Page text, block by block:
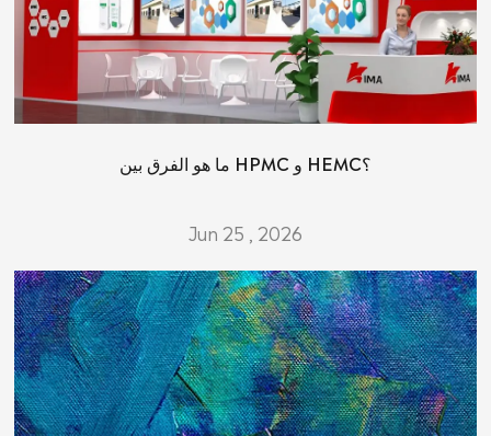
ما هو الفرق بين HPMC و HEMC؟
Jun 25 , 2026